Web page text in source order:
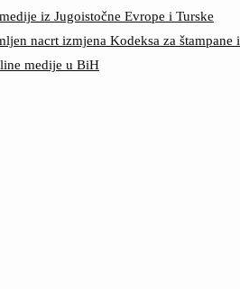
iz Jugoistočne Evrope i Turske
nacrt izmjena Kodeksa za
medije u BiH